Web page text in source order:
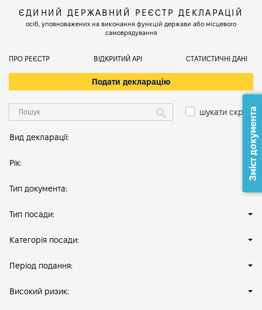
ЄДИНИЙ ДЕРЖАВНИЙ РЕЄСТР ДЕКЛАРАЦІЙ
осіб, уповноважених на виконання функцій держави або місцевого
самоврядування
ПРО РЕЄСТР ВІДКРИТИЙ АРІ СТАТИСТИЧНІ ДАНІ
Подати декларацію
шукати скрізь
Вид декларації:
Рік:
Тип документа:
Тип посади:
Категорія посади:
Період подання:
Високий ризик:
Зміст документа